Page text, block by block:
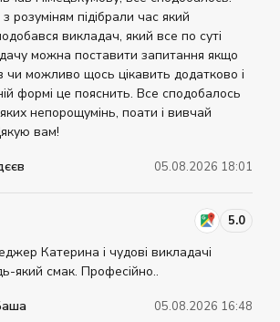
розуміням підібрали час який
викладач, який все по суті
можна поставити запитання якщо
чи можливо щось цікавить додатково і
формі це пояснить. Все сподобалось
непорощумінь, поати і вивчай
вам!
05.08.2026 18:01
5.0
Катерина і чудові викладачі
який смак. Професійно..
05.08.2026 16:48